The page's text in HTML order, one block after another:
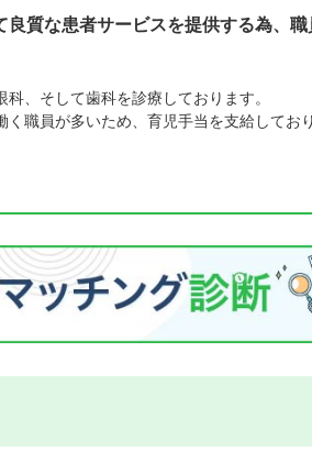
質な患者サービスを提供する為、職
、そして歯科を診療しております。
職員が多いため、育児手当を支給してお